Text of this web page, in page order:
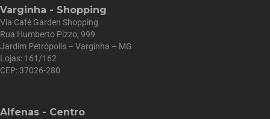
Varginha - Shopping
Via Café Garden Shopping
Rua Humberto Pizzo, 999
Jardim Petrópolis – Varginha – MG
Lojas: 161/162
CEP: 37026-280
Alfenas - Centro